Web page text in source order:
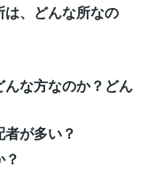
は、どんな所なの
んな方なのか？どん
が多い？